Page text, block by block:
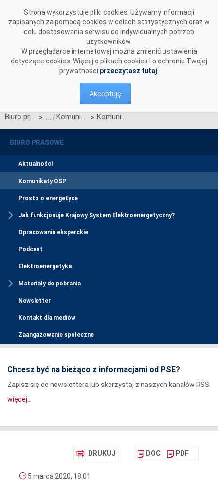
Strona wykorzystuje pliki cookies. Używamy informacji
zapisanych za pomocą cookies w celach statystycznych oraz w
celu dostosowania serwisu do indywidualnych potrzeb
użytkowników.
W przeglądarce internetowej można zmienić ustawienia
dotyczące cookies. Więcej o plikach cookies i o ochronie Twojej
prywatności przeczytasz tutaj
Akceptuję
Biuro prasowe > Komunikaty OSP > Komunikat OSP dotyczący zatwierdzenia przez Prezesa URE Warunków Dotyczących Bilansowania
BIURO PRASOWE
Aktualności
Komunikaty OSP
Prosto o energetyce
Jak funkcjonuje Krajowy System Elektroenergetyczny?
Opracowania eksperckie
Podcast
Elektroenergetyka
Materiały do pobrania
Newsletter
Kontakt dla mediów
Zaangażowanie społeczne
Chcesz być na bieżąco z informacjami od PSE?
Zapisz się do newslettera lub skorzystaj z naszych kanałów RSS.
więcej...
DRUKUJ DOC PDF
5 marca 2020, 18:01